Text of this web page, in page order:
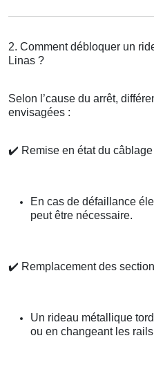
2. Comment débloquer un
Linas ?
Selon l’cause du arrêt,
envisagées :
✔️ Remise en état du câblage
En cas de défaillance
peut être nécessaire.
✔️ Remplacement des
Un rideau métallique
ou en changeant les